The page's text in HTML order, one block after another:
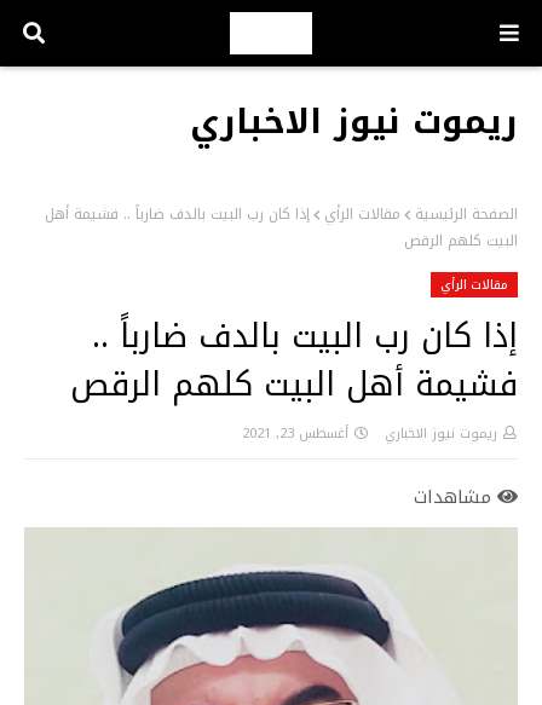
ريموت نيوز الاخباري
الصفحة الرئيسية مقالات الرأي إذا كان رب البيت بالدف ضارباً .. فشيمة أهل
البيت كلهم الرقص
مقالات الرأي
إذا كان رب البيت بالدف ضارباً ..
فشيمة أهل البيت كلهم الرقص
ريموت نيوز الاخباري أغسطس 23, 2021
مشاهدات